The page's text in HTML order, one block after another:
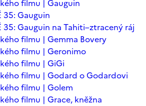
filmu | Gauguin
35: Gauguin
35: Gauguin na Tahiti–ztracený ráj
filmu | Gemma Bovery
filmu | Geronimo
filmu | GiGi
filmu | Godard o Godardovi
filmu | Golem
filmu | Grace, kněžna